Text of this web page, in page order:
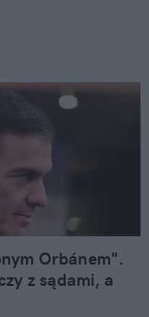
Orbánem".
z sądami, a